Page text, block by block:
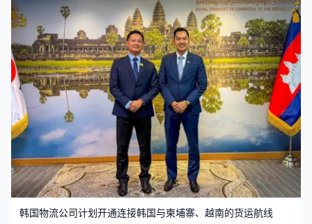
韩国物流公司计划开通连接韩国与柬埔寨、越南的货运航线